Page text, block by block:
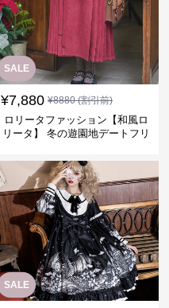
SALE
¥7,880 ¥8880(割引前)
ロリータファッション【和風ロ
リータ】 冬の遊園地デートフリ
SALE